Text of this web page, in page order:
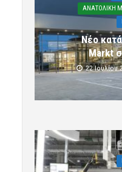
ΑΝΑΤΟΛΙΚΗ
Νέο
Markt
22 Ιουλίου